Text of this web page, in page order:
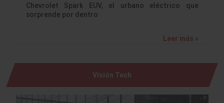
Chevrolet Spark EUV, el urbano eléctrico que
sorprende por dentro
Leer más »
Visión Tech